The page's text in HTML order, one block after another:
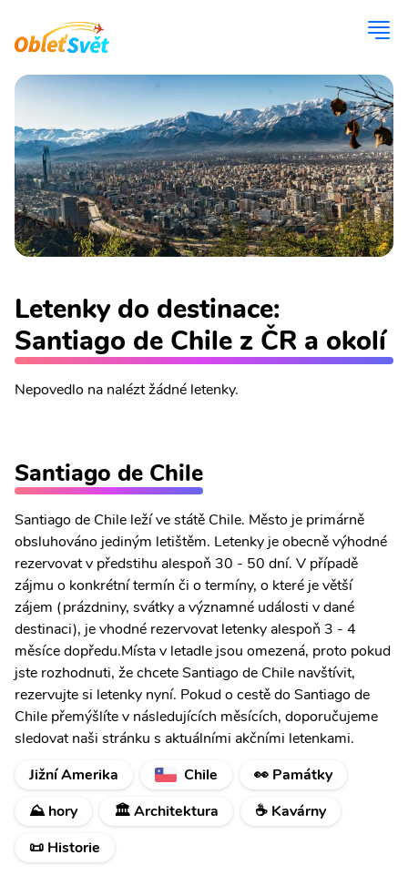
Letenky do destinace:
Santiago de Chile z ČR a okolí
Nepovedlo na nalézt žádné letenky.
Santiago de Chile
Santiago de Chile leží ve státě Chile. Město je primárně
obsluhováno jediným letištěm. Letenky je obecně výhodné
rezervovat v předstihu alespoň 30 - 50 dní. V případě
zájmu o konkrétní termín či o termíny, o které je větší
zájem (prázdniny, svátky a významné události v dané
destinaci), je vhodné rezervovat letenky alespoň 3 - 4
měsíce dopředu.Místa v letadle jsou omezená, proto pokud
jste rozhodnuti, že chcete Santiago de Chile navštívit,
rezervujte si letenky nyní. Pokud o cestě do Santiago de
Chile přemýšlíte v následujících měsících, doporučujeme
sledovat naši stránku s aktuálními akčními letenkami.
Jižní Amerika
Chile
👀 Památky
⛰ hory
🏛️ Architektura
☕ Kavárny
📜 Historie